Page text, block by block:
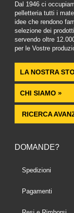
Dal 1946 ci
pelletteria tutti i
idee che rendono
selezione dei
servendo oltre
per le Vostre
LA NOSTRA
CHI SIAMO »
RICERCA
DOMANDE?
Spedizioni
Pagamenti